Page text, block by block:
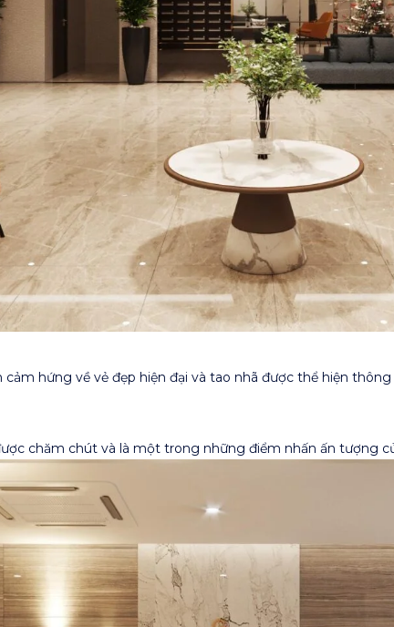
hứng về vẻ đẹp hiện đại và tao nhã được thể hiện
chăm chút và là một trong những điểm nhấn ấn tượng